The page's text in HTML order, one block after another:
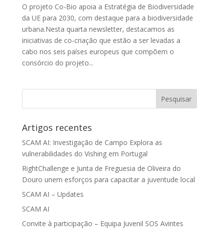
O projeto Co-Bio apoia a Estratégia de Biodiversidade
da UE para 2030, com destaque para a biodiversidade
urbana.Nesta quarta newsletter, destacamos as
iniciativas de co-criação que estão a ser levadas a
cabo nos seis países europeus que compõem o
consórcio do projeto...
Artigos recentes
SCAM AI: Investigação de Campo Explora as
vulnerabilidades do Vishing em Portugal
RightChallenge e Junta de Freguesia de Oliveira do
Douro unem esforços para capacitar a juventude local
SCAM AI – Updates
SCAM AI
Convite à participação – Equipa Juvenil SOS Avintes